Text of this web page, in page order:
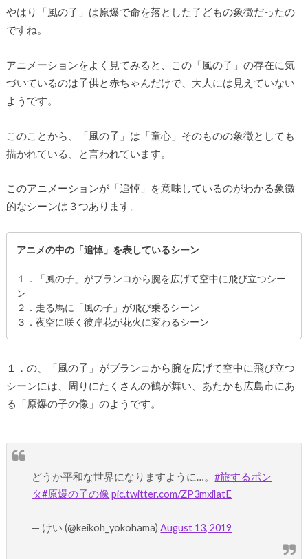
やはり「風の子」は原爆で命を落とした子どもの象徴だったの
ですね。
アニメーションをよく見てみると、この「風の子」の存在に気
づいているのは子供と赤ちゃんだけで、大人には見えていない
ようです。
このことから、「風の子」は「童心」そのものの象徴としても
描かれている、と言われています。
このアニメーションが「追悼」を意味しているのがわかる象徴
的なシーンは３つあります。
アニメの中の「追悼」を表しているシーン
１．「風の子」がブランコから腕を広げて空中に飛び立つシー
ン
２．走る馬に「風の子」が飛び乗るシーン
３．夜空に咲く彼岸花が花火に変わるシーン
１．の、「風の子」がブランコから腕を広げて空中に飛び立つ
シーンには、周りにたくさんの鶴が舞い、あたかも広島市にあ
る「原爆の子の像」のようです。
どうか平和な世界になりますように…。#旅するポン
タ#原爆の子の像 pic.twitter.com/ZP3mxilatE
— けい (@keikoh_yokohama)August 13, 2019